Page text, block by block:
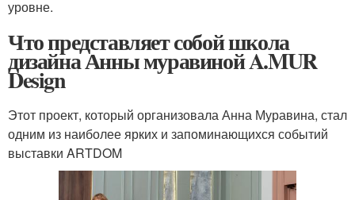
уровне.
Что представляет собой школа
дизайна Анны муравиной A.MUR
Design
Этот проект, который организовала Анна Муравина, стал
одним из наиболее ярких и запоминающихся событий
выставки ARTDOM